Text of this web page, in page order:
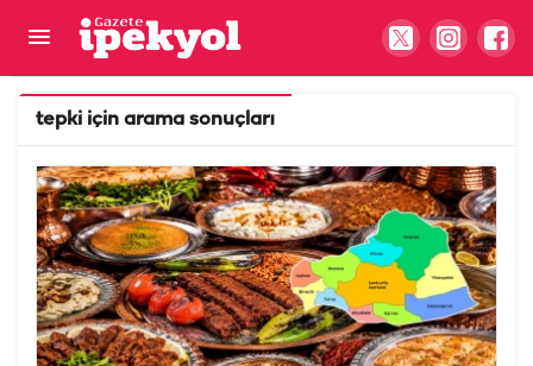
tepki için arama sonuçları